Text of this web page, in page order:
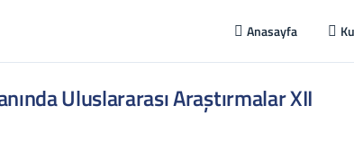
Anasayfa
Uluslararası Araştırmalar XII